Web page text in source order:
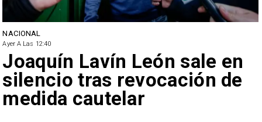
NACIONAL
Ayer A Las 12:40
Joaquín Lavín León sale en
silencio tras revocación de
medida cautelar